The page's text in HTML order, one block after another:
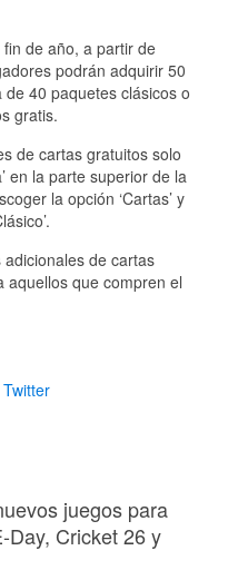
de año, a partir de
podrán adquirir 50
40 paquetes clásicos o
gratis.
de cartas gratuitos solo
en la parte superior de la
la opción ‘Cartas’ y
de cartas
aquellos que compren el
Twitter
juegos para
Day, Cricket 26 y